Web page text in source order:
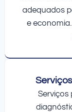
adequados
e
Serviços